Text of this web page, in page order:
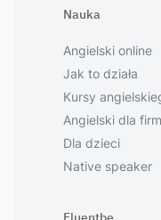
Nauka
Angielski online
Jak to działa
Kursy
Angielski dla firm
Dla dzieci
Native speaker